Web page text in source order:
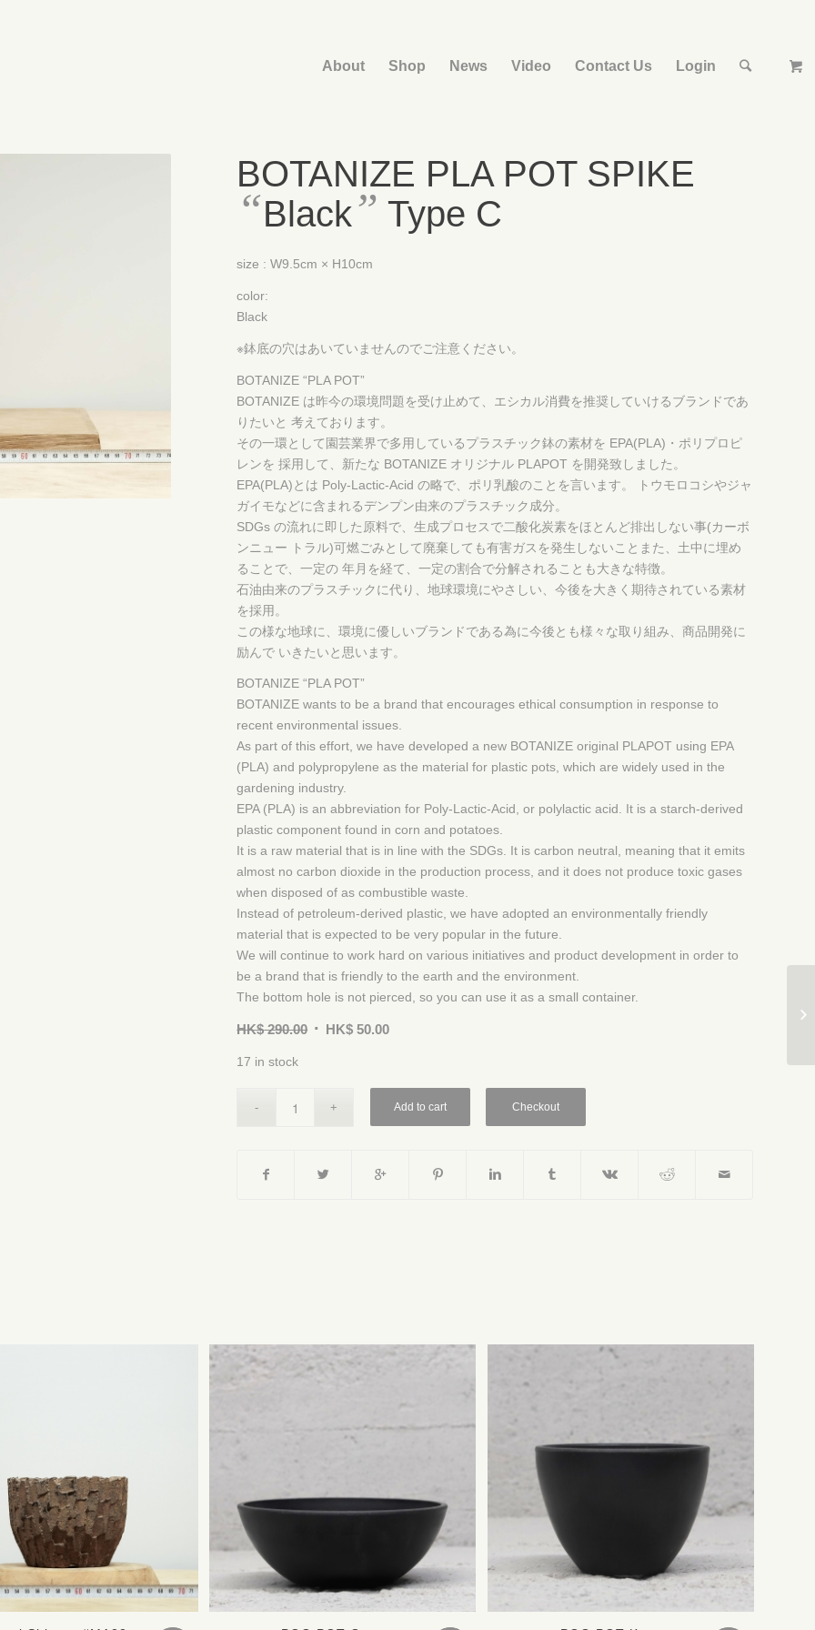
About Shop News Video Contact Us Login
BOTANIZE PLA POT SPIKE
“Black” Type C
size : W9.5cm × H10cm
color:
Black
※鉢底の穴はあいていませんのでご注意ください。
BOTANIZE “PLA POT”
BOTANIZE は昨今の環境問題を受け止めて、エシカル消費を推奨していけるブランドであ
りたいと 考えております。
その一環として園芸業界で多用しているプラスチック鉢の素材を EPA(PLA)・ポリプロピ
レンを 採用して、新たな BOTANIZE オリジナル PLAPOT を開発致しました。
EPA(PLA)とは Poly-Lactic-Acid の略で、ポリ乳酸のことを言います。 トウモロコシやジャ
ガイモなどに含まれるデンプン由来のプラスチック成分。
SDGs の流れに即した原料で、生成プロセスで二酸化炭素をほとんど排出しない事(カーボ
ンニュー トラル)可燃ごみとして廃棄しても有害ガスを発生しないことまた、土中に埋め
ることで、一定の 年月を経て、一定の割合で分解されることも大きな特徴。
石油由来のプラスチックに代り、地球環境にやさしい、今後を大きく期待されている素材
を採用。
この様な地球に、環境に優しいブランドである為に今後とも様々な取り組み、商品開発に
励んで いきたいと思います。
BOTANIZE “PLA POT”
BOTANIZE wants to be a brand that encourages ethical consumption in response to
recent environmental issues.
As part of this effort, we have developed a new BOTANIZE original PLAPOT using EPA
(PLA) and polypropylene as the material for plastic pots, which are widely used in the
gardening industry.
EPA (PLA) is an abbreviation for Poly-Lactic-Acid, or polylactic acid. It is a starch-derived
plastic component found in corn and potatoes.
It is a raw material that is in line with the SDGs. It is carbon neutral, meaning that it emits
almost no carbon dioxide in the production process, and it does not produce toxic gases
when disposed of as combustible waste.
Instead of petroleum-derived plastic, we have adopted an environmentally friendly
material that is expected to be very popular in the future.
We will continue to work hard on various initiatives and product development in order to
be a brand that is friendly to the earth and the environment.
The bottom hole is not pierced, so you can use it as a small container.
HK$290.00 HK$ 50.00
17 in stock
Add to cart Checkout